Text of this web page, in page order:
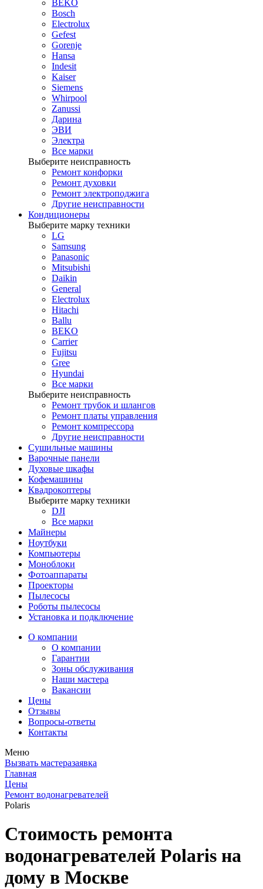
BEKO
Bosch
Electrolux
Gefest
Gorenje
Hansa
Indesit
Kaiser
Siemens
Whirpool
Zanussi
Дарина
ЭВИ
Электра
Все марки
Выберите неисправность
Ремонт конфорки
Ремонт духовки
Ремонт электроподжига
Другие неисправности
Кондиционеры
Выберите марку техники
LG
Samsung
Panasonic
Mitsubishi
Daikin
General
Electrolux
Hitachi
Ballu
BEKO
Carrier
Fujitsu
Gree
Hyundai
Все марки
Выберите неисправность
Ремонт трубок и шлангов
Ремонт платы управления
Ремонт компрессора
Другие неисправности
Сушильные машины
Варочные панели
Духовые шкафы
Кофемашины
Квадрокоптеры
Выберите марку техники
DJI
Все марки
Майнеры
Ноутбуки
Компьютеры
Моноблоки
Фотоаппараты
Проекторы
Пылесосы
Роботы пылесосы
Установка и подключение
О компании
О компании
Гарантии
Зоны обслуживания
Наши мастера
Вакансии
Цены
Отзывы
Вопросы-ответы
Контакты
Меню
Вызвать мастеразаявка
Главная
Цены
Ремонт водонагревателей
Polaris
Стоимость ремонта
водонагревателей Polaris на
дому в Москве